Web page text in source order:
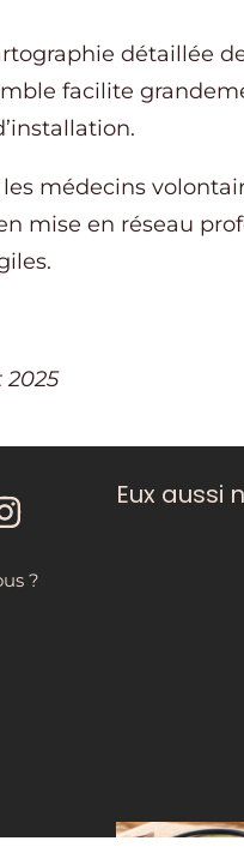
détaillée
facilite
médecins
mise en réseau
?
Eux aussi